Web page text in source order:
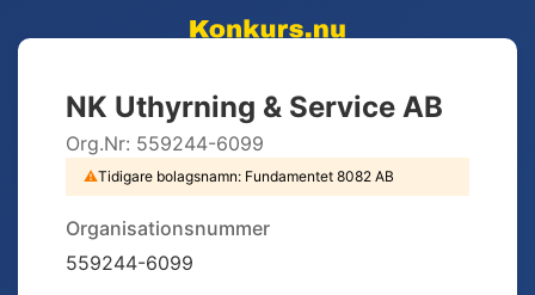
NK Uthyrning & Service AB
Org.Nr: 559244-6099
⚠Tidigare bolagsnamn: Fundamentet 8082 AB
Organisationsnummer
559244-6099